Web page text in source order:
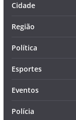
Cidade
Região
Política
Esportes
Eventos
Polícia